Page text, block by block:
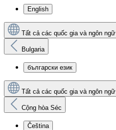
English
Tất cả các quốc gia và ngôn ngữ
Bulgaria
български език
Tất cả các quốc gia và ngôn ngữ
Cộng hòa Séc
Čeština